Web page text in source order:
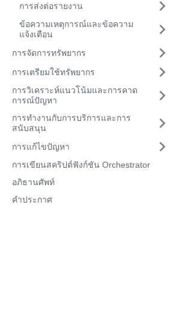
การส่งต่อรายงาน
ข้อความเหตุการณ์และข้อความ
แจ้งเตือน
การจัดการทรัพยากร
การเตรียมใช้ทรัพยากร
การวิเคราะห์แนวโน้มและการคาด
การณ์ปัญหา
การทำงานกับการบริการและการ
สนับสนุน
การแก้ไขปัญหา
การเขียนสคริปต์ฟังก์ชัน Orchestrator
อภิธานศัพท์
คำประกาศ